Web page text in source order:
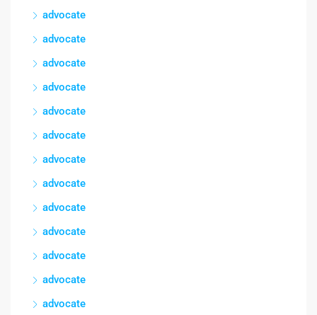
advocate
advocate
advocate
advocate
advocate
advocate
advocate
advocate
advocate
advocate
advocate
advocate
advocate